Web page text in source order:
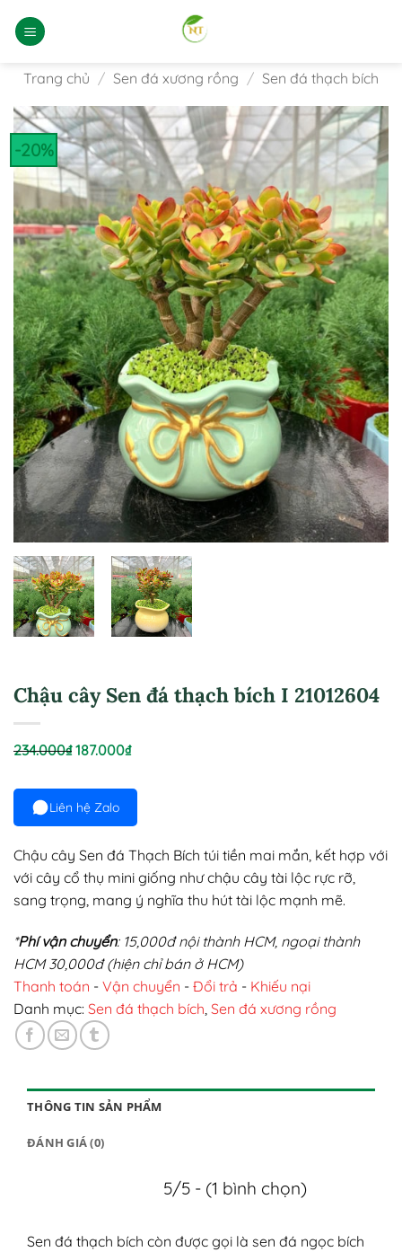
qua
dungTrang chủ / Sen đá xương rồng / Sen đá thạch bích
-20%
Chậu cây Sen đá thạch bích I 21012604
234.000₫ Giá
là:
234.000₫.
187.000₫Giá
tại
Liên hệ Zalo
Chậu cây Sen đá Thạch Bích túi tiền mai mắn, kết hợp với
với cây cổ thụ mini giống như chậu cây tài lộc rực rỡ,
sang trọng, mang ý nghĩa thu hút tài lộc mạnh mẽ.
*Phí vận chuyển: 15,000đ nội thành HCM, ngoại thành
HCM 30,000đ (hiện chỉ bán ở HCM)
Thanh toán - Vận chuyển - Đổi trả - Khiếu nại
Danh mục: Sen đá thạch bích, Sen đá xương rồng
THÔNG TIN SẢN PHẨM
ĐÁNH GIÁ (0)
5/5 - (1 bình chọn)
Sen đá thạch bích còn được gọi là sen đá ngọc bích